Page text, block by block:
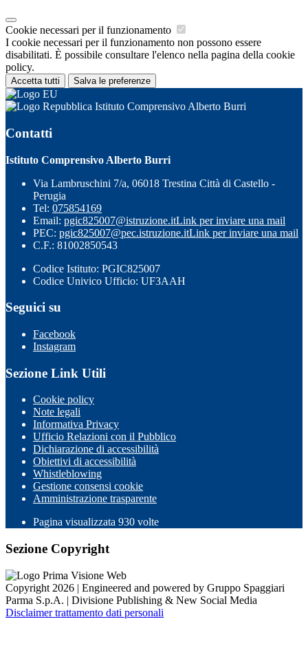
Cookie necessari per il funzionamento
I cookie necessari per il funzionamento non possono essere
disabilitati. È possibile consultare l'elenco nella pagina della cookie
policy.
Accetta tutti Salva le preferenze
Istituto Comprensivo Alberto Burri
Contatti
Istituto Comprensivo Alberto Burri
Via Lambruschini 7/a, 06018 Trestina Città di Castello -
Perugia
Tel: 075854169
Email: pgic825007@istruzione.itLink per inviare una mail
PEC: pgic825007@pec.istruzione.itLink per inviare una mail
C.F.: 81002850543
Codice Istituto: PGIC825007
Codice Univico Ufficio: UF3AAH
Seguici su
Facebook
Instagram
Sezione Link Utili
Cookie policy
Note legali
Informativa Privacy
Ufficio Relazioni con il Pubblico
Dichiarazione di accessibilità
Obiettivi di accessibilità
Whistleblowing
Gestione consensi cookie
Amministrazione trasparente
Pagina visualizzata 930 volte
Sezione Copyright
Copyright 2026 | Engineered and powered by Gruppo Spaggiari
Parma S.p.A. | Divisione Publishing & New Social Media
Disclaimer trattamento dati personali